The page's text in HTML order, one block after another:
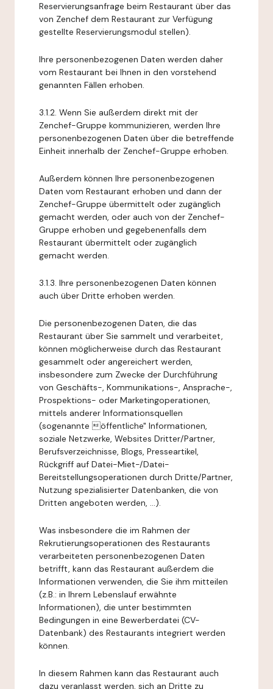
Reservierungsanfrage beim Restaurant über das
von Zenchef dem Restaurant zur Verfügung
gestellte Reservierungsmodul stellen).
Ihre personenbezogenen Daten werden daher
vom Restaurant bei Ihnen in den vorstehend
genannten Fällen erhoben.
3.1.2. Wenn Sie außerdem direkt mit der
Zenchef-Gruppe kommunizieren, werden Ihre
personenbezogenen Daten über die betreffende
Einheit innerhalb der Zenchef-Gruppe erhoben.
Außerdem können Ihre personenbezogenen
Daten vom Restaurant erhoben und dann der
Zenchef-Gruppe übermittelt oder zugänglich
gemacht werden, oder auch von der Zenchef-
Gruppe erhoben und gegebenenfalls dem
Restaurant übermittelt oder zugänglich
gemacht werden.
3.1.3. Ihre personenbezogenen Daten können
auch über Dritte erhoben werden.
Die personenbezogenen Daten, die das
Restaurant über Sie sammelt und verarbeitet,
können möglicherweise durch das Restaurant
gesammelt oder angereichert werden,
insbesondere zum Zwecke der Durchführung
von Geschäfts-, Kommunikations-, Ansprache-,
Prospektions- oder Marketingoperationen,
mittels anderer Informationsquellen
(sogenannte öffentliche" Informationen,
soziale Netzwerke, Websites Dritter/Partner,
Berufsverzeichnisse, Blogs, Presseartikel,
Rückgriff auf Datei-Miet-/Datei-
Bereitstellungsoperationen durch Dritte/Partner,
Nutzung spezialisierter Datenbanken, die von
Dritten angeboten werden, ...).
Was insbesondere die im Rahmen der
Rekrutierungsoperationen des Restaurants
verarbeiteten personenbezogenen Daten
betrifft, kann das Restaurant außerdem die
Informationen verwenden, die Sie ihm mitteilen
(z.B.: in Ihrem Lebenslauf erwähnte
Informationen), die unter bestimmten
Bedingungen in eine Bewerberdatei (CV-
Datenbank) des Restaurants integriert werden
können.
In diesem Rahmen kann das Restaurant auch
dazu veranlasst werden, sich an Dritte zu